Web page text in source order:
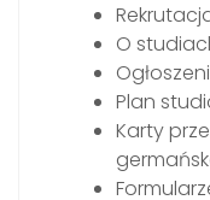
O
Plan
Karty